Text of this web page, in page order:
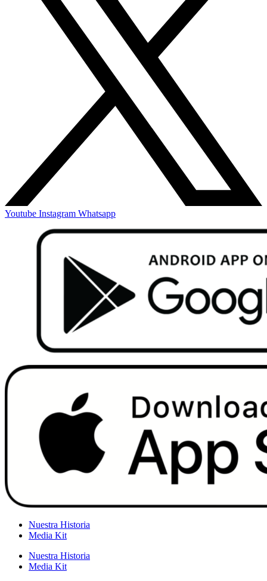
Youtube Instagram Whatsapp
Nuestra Historia
Media Kit
Nuestra Historia
Media Kit